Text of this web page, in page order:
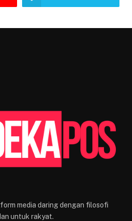
media daring dengan filosofi
untuk rakyat.